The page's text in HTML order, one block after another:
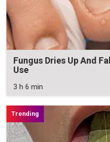
Fungus Dries Up And
Use
3 h 6 min